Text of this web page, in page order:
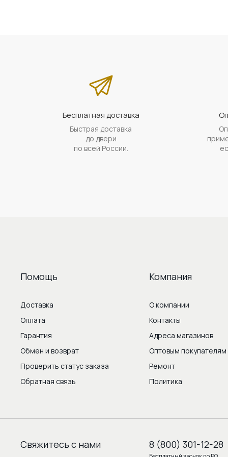
Бесплатная доставка
Быстрая доставка
до двери
по всей России.
Помощь
Доставка
Оплата
Гарантия
Обмен и возврат
Проверить статус заказа
Обратная связь
Компания
О компании
Контакты
Адреса магазинов
Оптовым покупателям
Ремонт
Политика
Свяжитесь с нами 8 (800) 301-12-28